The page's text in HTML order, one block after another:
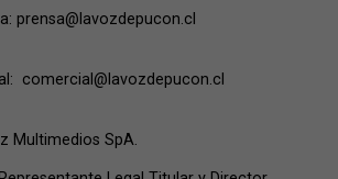
prensa@lavozdepucon.cl
comercial@lavozdepucon.cl
Multimedios SpA.